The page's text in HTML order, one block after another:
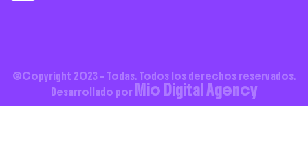
©Copyright 2023 - Todas. Todos los derechos reservados.
Desarrollado por Mio Digital Agency